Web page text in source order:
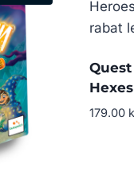
Quest
Hexes
179.00